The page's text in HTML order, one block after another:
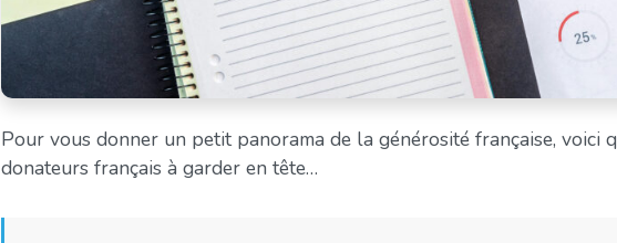
Pour vous donner un petit panorama de la générosité française, voici
donateurs français à garder en tête…